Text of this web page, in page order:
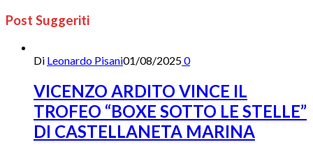
Post Suggeriti
Di Leonardo Pisani01/08/20250
VICENZO ARDITO VINCE IL
TROFEO “BOXE SOTTO LE STELLE”
DI CASTELLANETA MARINA